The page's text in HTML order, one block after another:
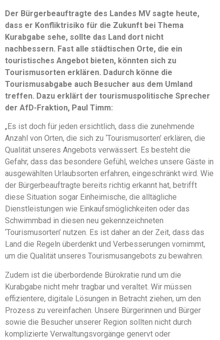
Der Bürgerbeauftragte des Landes MV sagte heute,
dass er Konfliktrisiko für die Zukunft bei Thema
Kurabgabe sehe, sollte das Land dort nicht
nachbessern. Fast alle städtischen Orte, die ein
touristisches Angebot bieten, könnten sich zu
Tourismusorten erklären. Dadurch könne die
Tourismusabgabe auch Besucher aus dem Umland
treffen. Dazu erklärt der tourismuspolitische Sprecher
der AfD-Fraktion, Paul Timm:
„Es ist doch für jeden ersichtlich, dass die zunehmende
Anzahl von Orten, die sich zu ‘Tourismusorten’ erklären, die
Qualität unseres Angebots verwässert. Es besteht die
Gefahr, dass das besondere Gefühl, welches unsere Gäste in
ausgewählten Urlaubsorten erfahren, eingeschränkt wird. Wie
der Bürgerbeauftragte bereits richtig erkannt hat, betrifft
diese Situation sogar Einheimische, die alltägliche
Dienstleistungen wie Einkaufsmöglichkeiten oder das
Schwimmbad in diesen neu gekennzeichneten
‘Tourismusorten’ nutzen. Es ist daher an der Zeit, dass das
Land die Regeln überdenkt und Verbesserungen vornimmt,
um die Qualität unseres Tourismusangebots zu bewahren.
Zudem ist die überbordende Bürokratie rund um die
Kurabgabe nicht mehr tragbar und veraltet. Wir müssen
effizientere, digitale Lösungen in Betracht ziehen, um den
Prozess zu vereinfachen. Unsere Bürgerinnen und Bürger
sowie die Besucher unserer Region sollten nicht durch
komplizierte Verwaltungsvorgänge genervt oder